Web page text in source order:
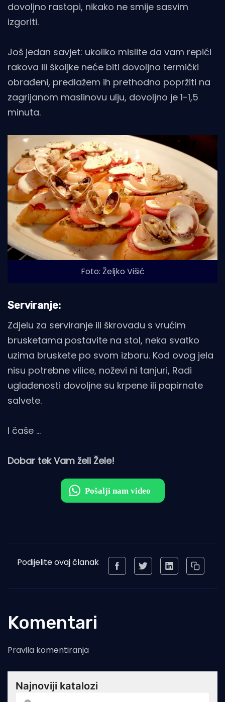
dovoljno rastopi, nikako ne smije sasvim
izgoriti.
Još jedan savjet: ukoliko mislite da vam repići
rakova ili školjke neće biti dovoljno termički
obrađeni, predlažem ih prethodno popržiti na
zagrijanom maslinovu ulju, dovoljno je 1-1,5
minuta.
Foto: Željko Višić
Serviranje:
Zdjelu za serviranje ili škrovadu s vrućim
brusketama postavite na stol, neka svatko
uzima bruskete po svom izboru. Kod ovog jela
nisu potrebne vilice, noževi ni tanjuri, Radi
uglađenosti dovoljne su krpene ili papirnate
salvete.
I čaše …
Dobar tek Vam želi Žele!
Podijelite ovaj članak
Komentari
Pravila komentiranja